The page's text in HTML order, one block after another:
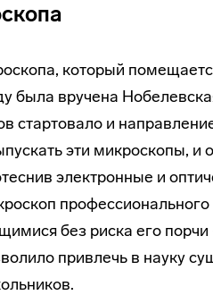
который
была вручена
стартовало и
эти микроскопы, и
электронные и
профессионального
без риска его порчи
привлечь в науку